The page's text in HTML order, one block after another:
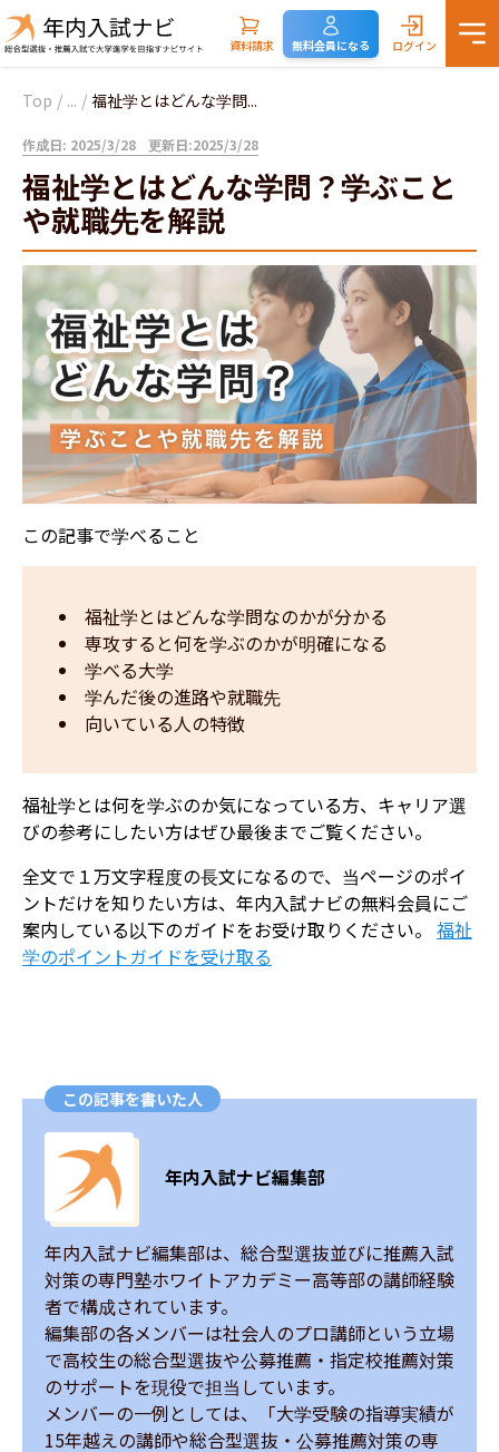
資料請求 無料会員になる ログイン
Top / ... / 福祉学とはどんな学問...
作成日: 2025/3/28 更新日:2025/3/28
福祉学とはどんな学問？学ぶこと
や就職先を解説
この記事で学べること
福祉学とはどんな学問なのかが分かる
専攻すると何を学ぶのかが明確になる
学べる大学
学んだ後の進路や就職先
向いている人の特徴
福祉学とは何を学ぶのか気になっている方、キャリア選
びの参考にしたい方はぜひ最後までご覧ください。
全文で１万文字程度の長文になるので、当ページのポイ
ントだけを知りたい方は、年内入試ナビの無料会員にご
案内している以下のガイドをお受け取りください。 福祉
学のポイントガイドを受け取る
この記事を書いた人
年内入試ナビ編集部
年内入試ナビ編集部は、総合型選抜並びに推薦入試
対策の専門塾ホワイトアカデミー高等部の講師経験
者で構成されています。
編集部の各メンバーは社会人のプロ講師という立場
で高校生の総合型選抜や公募推薦・指定校推薦対策
のサポートを現役で担当しています。
メンバーの一例としては、「大学受験の指導実績が
15年越えの講師や総合型選抜・公募推薦対策の専